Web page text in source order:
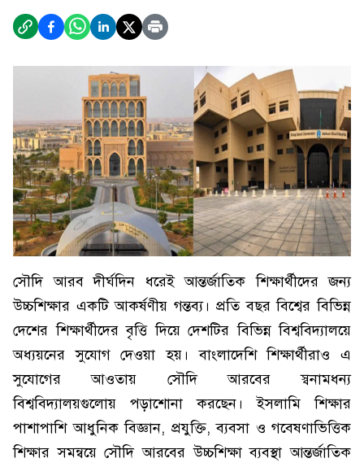
সৌদি আরব দীর্ঘদিন ধরেই আন্তর্জাতিক শিক্ষার্থীদের জন্য
উচ্চশিক্ষার একটি আকর্ষণীয় গন্তব্য। প্রতি বছর বিশ্বের বিভিন্ন
দেশের শিক্ষার্থীদের বৃত্তি দিয়ে দেশটির বিভিন্ন বিশ্ববিদ্যালয়ে
অধ্যয়নের সুযোগ দেওয়া হয়। বাংলাদেশি শিক্ষার্থীরাও এ
সুযোগের আওতায় সৌদি আরবের স্বনামধন্য
বিশ্ববিদ্যালয়গুলোয় পড়াশোনা করছেন। ইসলামি শিক্ষার
পাশাপাশি আধুনিক বিজ্ঞান, প্রযুক্তি, ব্যবসা ও গবেষণাভিত্তিক
শিক্ষার সমন্বয়ে সৌদি আরবের উচ্চশিক্ষা ব্যবস্থা আন্তর্জাতিক